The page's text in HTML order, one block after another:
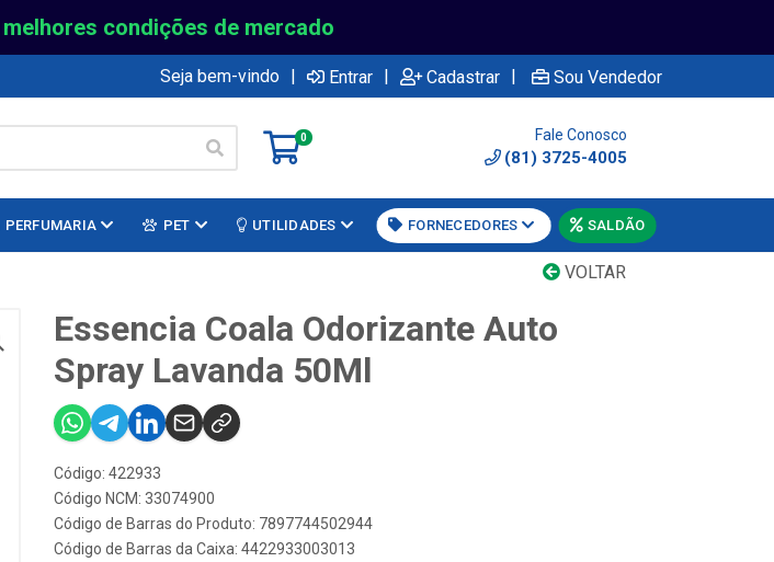
condições de mercado
Seja bem-vindo | Entrar | Cadastrar | Sou Vendedor
0 Fale Conosco
(81) 3725-4005
PERFUMARIA PET UTILIDADES FORNECEDORES SALDÃO
VOLTAR
Essencia Coala Odorizante Auto
Spray Lavanda 50Ml
Código: 422933
Código NCM: 33074900
Código de Barras do Produto: 7897744502944
Código de Barras da Caixa: 4422933003013